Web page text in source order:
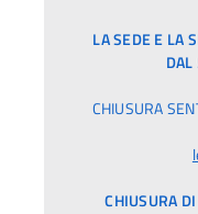
LA SEDE E LA
CHIUSURA
CHIUSURA